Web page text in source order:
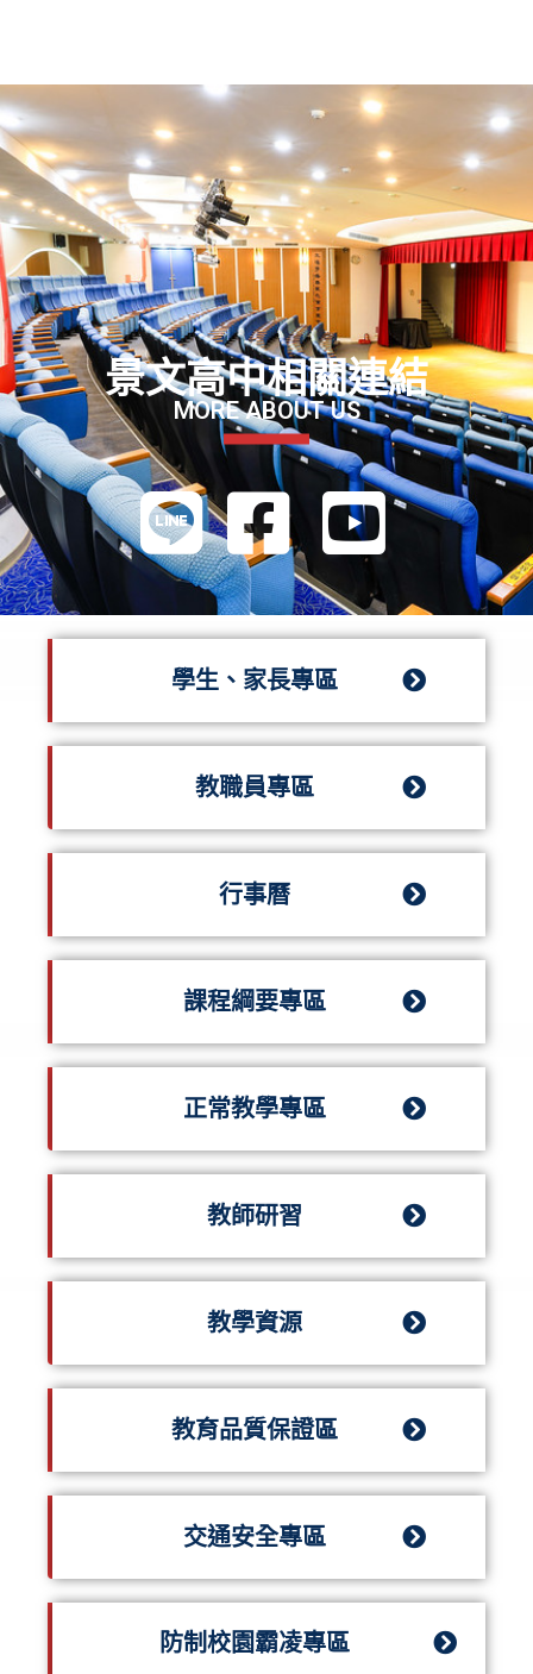
景文高中相關連結
MORE ABOUT US
學生、家長專區
教職員專區
行事曆
課程綱要專區
正常教學專區
教師研習
教學資源
教育品質保證區
交通安全專區
防制校園霸凌專區